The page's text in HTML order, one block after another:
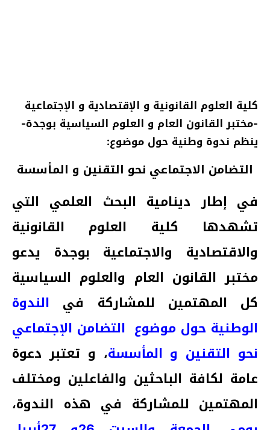
كلية العلوم القانونية و الإقتصادية و الإجتماعية
-مختبر القانون العام و العلوم السياسية بوجدة-
ينظم ندوة وطنية حول موضوع:
التضامن الاجتماعي نحو التقنين و المأسسة
في إطار دينامية البحث العلمي التي
تشهدها كلية العلوم القانونية
والاقتصادية والاجتماعية بوجدة يدعو
مختبر القانون العام والعلوم السياسية
كل المهتمين للمشاركة في الندوة
الوطنية حول موضوع التضامن الإجتماعي
نحو التقنين و المأسسة، و تعتبر دعوة
عامة لكافة الباحثين والفاعلين ومختلف
المهتمين للمشاركة في هذه الندوة،